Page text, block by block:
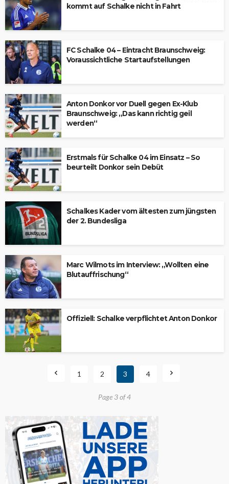
kommt auf Schalke nicht in Fahrt
FC Schalke 04 – Eintracht Braunschweig:
Voraussichtliche Startaufstellungen
Anton Donkor vor Duell gegen Ex-Klub
Braunschweig: „Das kann richtig geil
werden“
Erstmals für Schalke 04 im Einsatz – So
beurteilt Donkor sein Debüt
Schalkes Kader vom ältesten zum jüngsten
der 2. Bundesliga
Marc Wilmots im Interview: „Wollten eine
Blutauffrischung“
Offiziell: Schalke verpflichtet Anton Donkor
1 2 3 4
Page 3 of 4